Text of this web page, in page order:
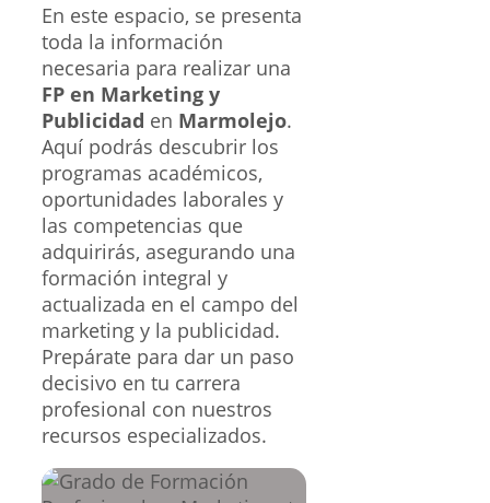
En este espacio, se presenta
toda la información
necesaria para realizar una
FP en Marketing y
Publicidad en Marmolejo.
Aquí podrás descubrir los
programas académicos,
oportunidades laborales y
las competencias que
adquirirás, asegurando una
formación integral y
actualizada en el campo del
marketing y la publicidad.
Prepárate para dar un paso
decisivo en tu carrera
profesional con nuestros
recursos especializados.